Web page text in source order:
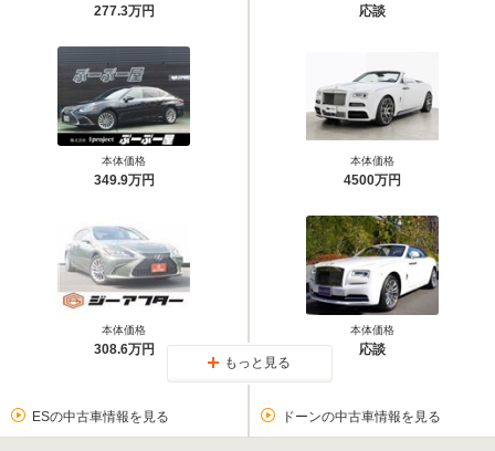
277.3万円
本体価格
349.9万円
本体価格
308.6万円
応談
本体価格
4500万円
本体価格
応談
もっと見る
ESの中古車情報を見る ドーンの中古車情報を見る